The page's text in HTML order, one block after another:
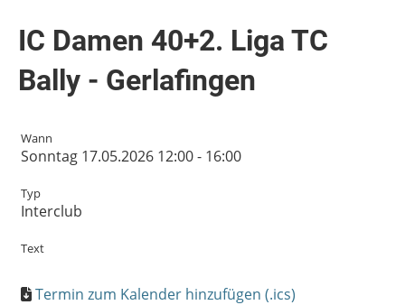
IC Damen 40+2. Liga TC
Bally - Gerlafingen
Wann
Sonntag 17.05.2026 12:00 - 16:00
Typ
Interclub
Text
Termin zum Kalender hinzufügen (.ics)